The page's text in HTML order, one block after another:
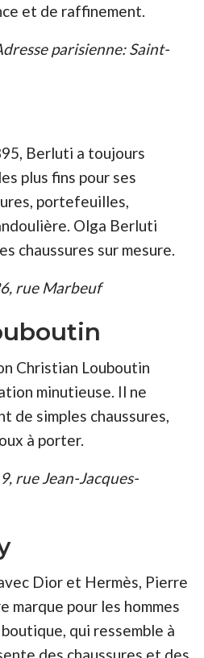
et de raffinement.
parisienne: Saint-
Berluti a toujours
plus fins pour ses
portefeuilles,
Olga Berluti
chaussures sur mesure.
rue Marbeuf
Christian Louboutin
minutieuse. Il ne
de simples chaussures,
à porter.
rue Jean-Jacques-
Dior et Hermès, Pierre
marque pour les hommes
qui ressemble à
des chaussures et des